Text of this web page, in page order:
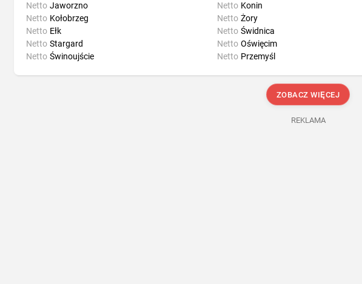
Netto Jaworzno
Netto Konin
Netto Kołobrzeg
Netto Ełk
Netto Stargard
Netto Świnoujście
Netto Żory
Netto Świdnica
Netto Oświęcim
Netto Przemyśl
ZOBACZ WIĘCEJ
REKLAMA